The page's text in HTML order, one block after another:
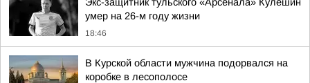
умер на 26-м году жизни
18:46
В Курской области мужчина подорвался на
коробке в лесополосе